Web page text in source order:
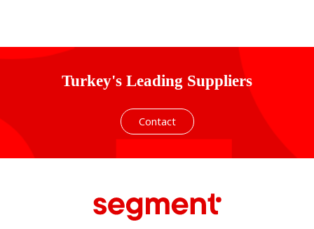
Turkey's Leading Suppliers
Contact